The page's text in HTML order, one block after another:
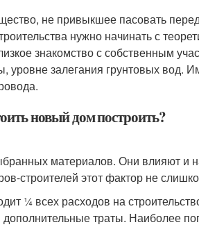
не привыкшее пасовать
нужно начинать с
знакомство с собственным
уровне залегания грунтовых вод.
новый дом построить?
материалов. Они влияют и
строителей этот фактор не
¼ всех расходов на
траты. Наиболее